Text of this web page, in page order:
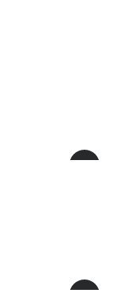
-% 40
-% 50